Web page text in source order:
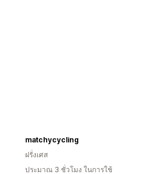
matchycycling
ฝรั่งเศส
ประมาณ 3 ชั่วโมง ในการใช้